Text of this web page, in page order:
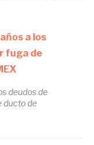
deudos de
ducto de